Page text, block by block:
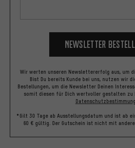
Newsletter
Wir werten unseren Newslettererfolg aus, um
Bist Du bereits Kunde bei uns, nutzen wir
Bestellungen, um die Newsletter Deinen
somit diesen für Dich wertvoller gestalten zu
*Gilt 30 Tage ab Ausstellungsdatum und ist ab
60 € gültig. Der Gutschein ist nicht mit